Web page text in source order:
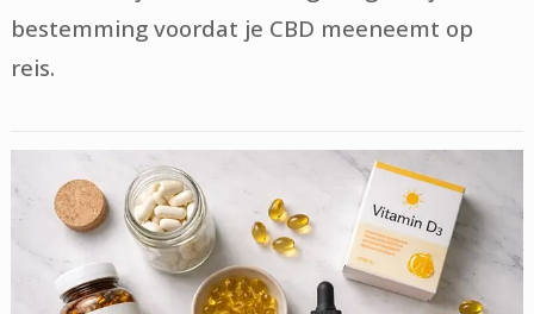
bestemming voordat je CBD meeneemt op
reis.